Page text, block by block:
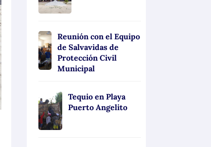
Reunión con el Equipo
de Salvavidas de
Protección Civil
Municipal
Tequio en Playa
Puerto Angelito